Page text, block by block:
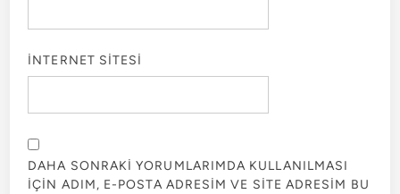
İNTERNET SITESI
DAHA SONRAKI YORUMLARIMDA KULLANILMASI
IÇIN ADIM, E-POSTA ADRESIM VE SITE ADRESIM BU